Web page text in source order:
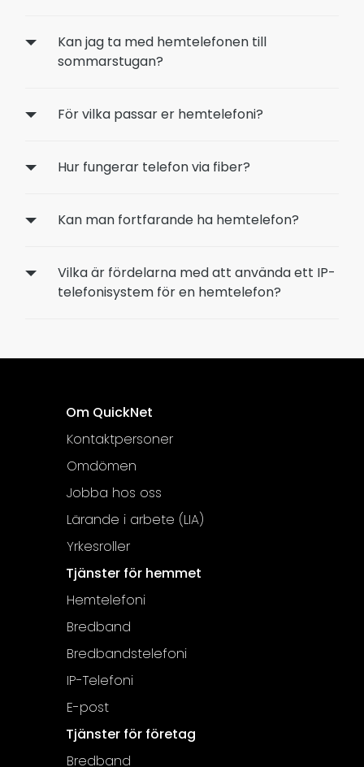
Kan jag ta med hemtelefonen till
sommarstugan?
För vilka passar er hemtelefoni?
Hur fungerar telefon via fiber?
Kan man fortfarande ha hemtelefon?
Vilka är fördelarna med att använda ett IP-
telefonisystem för en hemtelefon?
Om QuickNet
Kontaktpersoner
Omdömen
Jobba hos oss
Lärande i arbete (LIA)
Yrkesroller
Tjänster för hemmet
Hemtelefoni
Bredband
Bredbandstelefoni
IP-Telefoni
E-post
Tjänster för företag
Bredband